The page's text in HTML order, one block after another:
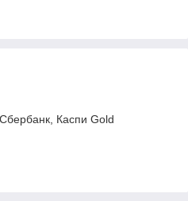
Каспи Gold